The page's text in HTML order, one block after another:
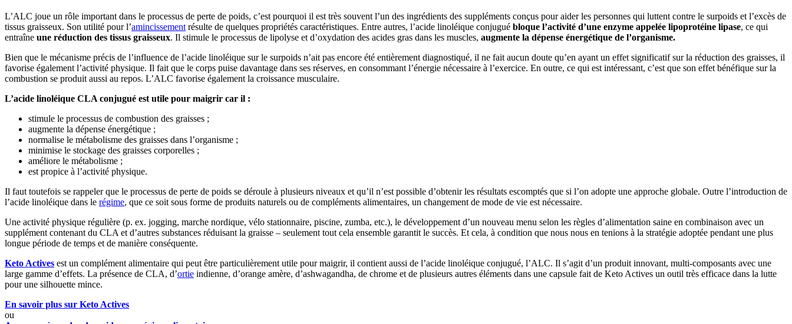
L’ALC joue un rôle important dans le processus de perte de poids, c’est pourquoi il est très souvent l’un des ingrédients des suppléments conçus pour aider les personnes qui luttent contre le surpoids et l’excès de
tissus graisseux. Son utilité pour l’amincissement résulte de quelques propriétés caractéristiques. Entre autres, l’acide linoléique conjugué bloque l’activité d’une enzyme appelée lipoprotéine lipase, ce qui
entraîne une réduction des tissus graisseux. Il stimule le processus de lipolyse et d’oxydation des acides gras dans les muscles, augmente la dépense énergétique de l’organisme.
Bien que le mécanisme précis de l’influence de l’acide linoléique sur le surpoids n’ait pas encore été entièrement diagnostiqué, il ne fait aucun doute qu’en ayant un effet significatif sur la réduction des graisses, il
favorise également l’activité physique. Il fait que le corps puise davantage dans ses réserves, en consommant l’énergie nécessaire à l’exercice. En outre, ce qui est intéressant, c’est que son effet bénéfique sur la
combustion se produit aussi au repos. L’ALC favorise également la croissance musculaire.
L’acide linoléique CLA conjugué est utile pour maigrir car il :
stimule le processus de combustion des graisses ;
augmente la dépense énergétique ;
normalise le métabolisme des graisses dans l’organisme ;
minimise le stockage des graisses corporelles ;
améliore le métabolisme ;
est propice à l’activité physique.
Il faut toutefois se rappeler que le processus de perte de poids se déroule à plusieurs niveaux et qu’il n’est possible d’obtenir les résultats escomptés que si l’on adopte une approche globale. Outre l’introduction de
l’acide linoléique dans le régime, que ce soit sous forme de produits naturels ou de compléments alimentaires, un changement de mode de vie est nécessaire.
Une activité physique régulière (p. ex. jogging, marche nordique, vélo stationnaire, piscine, zumba, etc.), le développement d’un nouveau menu selon les règles d’alimentation saine en combinaison avec un
supplément contenant du CLA et d’autres substances réduisant la graisse – seulement tout cela ensemble garantit le succès. Et cela, à condition que nous nous en tenions à la stratégie adoptée pendant une plus
longue période de temps et de manière conséquente.
Keto Actives est un complément alimentaire qui peut être particulièrement utile pour maigrir, il contient aussi de l’acide linoléique conjugué, l’ALC. Il s’agit d’un produit innovant, multi-composants avec une
large gamme d’effets. La présence de CLA, d’ortie indienne, d’orange amère, d’ashwagandha, de chrome et de plusieurs autres éléments dans une capsule fait de Keto Actives un outil très efficace dans la lutte
pour une silhouette mince.
En savoir plus sur Keto Actives
ou